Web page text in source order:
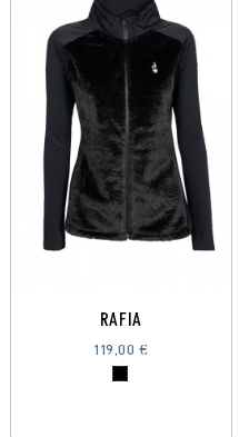
RAFIA
119,00 €